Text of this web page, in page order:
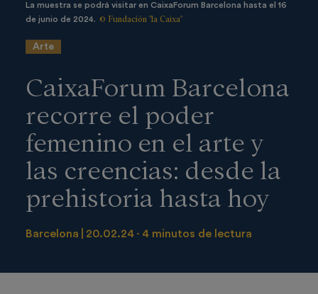
La muestra se podrá visitar en CaixaForum Barcelona hasta el 16
de junio de 2024. © Fundación "la Caixa"
Arte
CaixaForum Barcelona
recorre el poder
femenino en el arte y
las creencias: desde la
prehistoria hasta hoy
Barcelona 20.02.24 4 minutos de lectura